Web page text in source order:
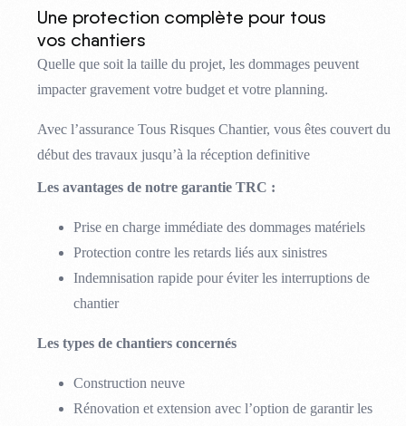
Une protection complète pour tous
vos chantiers
Quelle que soit la taille du projet, les dommages peuvent
impacter gravement votre budget et votre planning.
Avec l’assurance Tous Risques Chantier, vous êtes couvert du
début des travaux jusqu’à la réception definitive
Les avantages de notre garantie TRC :
Prise en charge immédiate des dommages matériels
Protection contre les retards liés aux sinistres
Indemnisation rapide pour éviter les interruptions de
chantier
Les types de chantiers concernés
Construction neuve
Rénovation et extension avec l’option de garantir les